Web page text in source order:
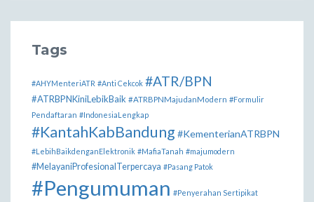
Tags
#AHYMenteriATR #Anti Cekcok #ATR/BPN
#ATRBPNKiniLebikBaik #ATRBPNMajudanModern #Formulir
Pendaftaran #IndonesiaLengkap
#KantahKabBandung #KementerianATRBPN
#LebihBaikdenganElektronik #MafiaTanah #majumodern
#MelayaniProfesionalTerpercaya #Pasang Patok
#Pengumuman #Penyerahan Sertipikat